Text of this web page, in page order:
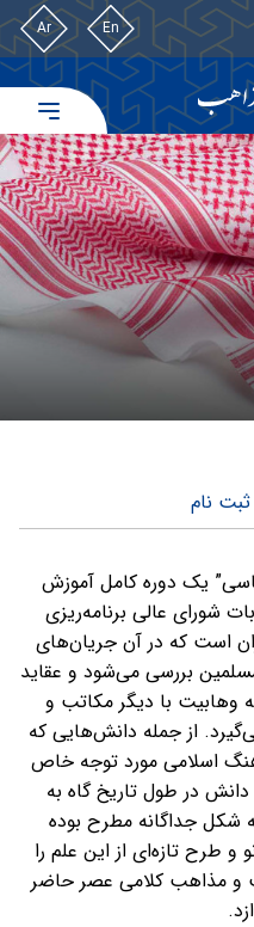
En
Ar
ثبت نام
یک دوره کامل آموزش
شورای عالی برنامه‌ریزی
است که در آن جریان‌های
بررسی می‌شود و عقاید
وهابیت با دیگر مکاتب و
از جمله دانش‌هایی که
اسلامی مورد توجه خاص
در طول تاریخ گاه به
شکل جداگانه مطرح بوده
طرح تازه‌ای از این علم را
و مذاهب کلامی عصر حاضر